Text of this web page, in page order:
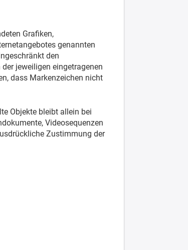
Grafiken,
genannten
den
jeweiligen eingetragenen
dass Markenzeichen nicht
Objekte bleibt allein bei
Videosequenzen
Zustimmung der